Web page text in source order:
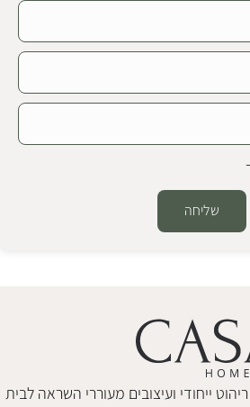
שליחה
ריהוט ייחודי ועיצובים מעוררי השראה לבית